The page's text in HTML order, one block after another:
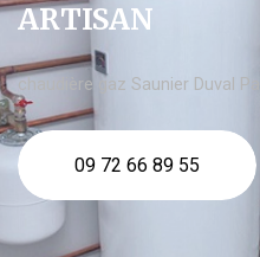
ARTISAN
chaudière gaz Saunier Duval
09 72 66 89 55